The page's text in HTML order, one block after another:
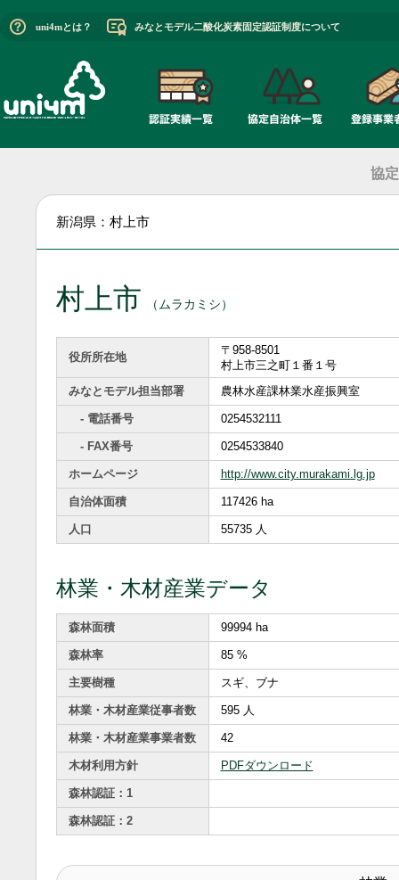
uni4mとは？ みなとモデル二酸化炭素固定認証制度について
協
新潟県：村上市
村上市 （ムラカミシ）
役所所在地
〒958-8501
村上市三之町１番１号
みなとモデル担当部署
農林水産課林業水産振興室
- 電話番号 0254532111
- FAX番号 0254533840
ホームページ http://www.city.murakami.lg.jp
自治体面積 117426 ha
人口 55735 人
林業・木材産業データ
森林面積 99994 ha
森林率 85 %
主要樹種 スギ、ブナ
林業・木材産業従事者数 595 人
林業・木材産業事業者数 42
木材利用方針 PDFダウンロード
森林認証：1
森林認証：2